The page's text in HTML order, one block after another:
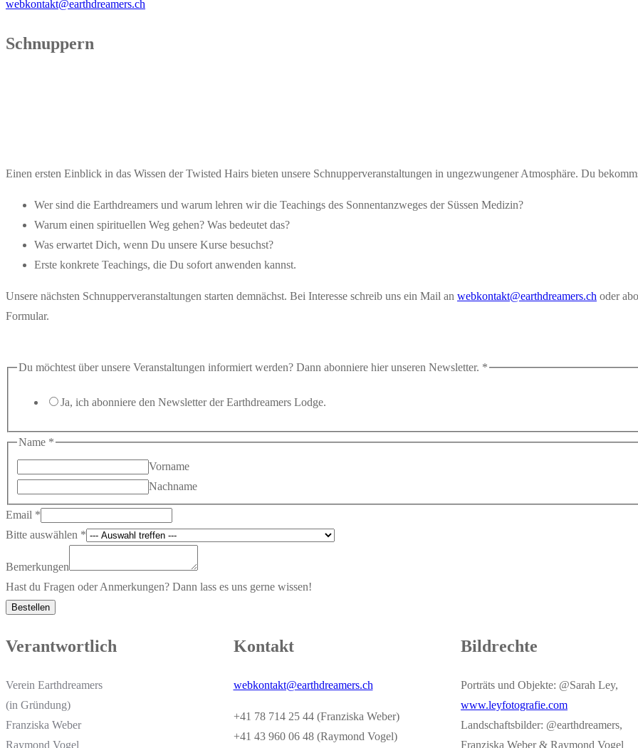
webkontakt@earthdreamers.ch
Schnuppern
Einen ersten Einblick in das Wissen der Twisted Hairs bieten unsere Schnupperveranstaltungen in ungezwungener Atmosphäre. Du
Wer sind die Earthdreamers und warum lehren wir die Teachings des Sonnentanzweges der Süssen Medizin?
Warum einen spirituellen Weg gehen? Was bedeutet das?
Was erwartet Dich, wenn Du unsere Kurse besuchst?
Erste konkrete Teachings, die Du sofort anwenden kannst.
Unsere nächsten Schnupperveranstaltungen starten demnächst. Bei Interesse schreib uns ein Mail an webkontakt@earthdreamers.ch oder
Formular.
Du möchtest über unsere Veranstaltungen informiert werden? Dann abonniere hier unseren Newsletter. *
Ja, ich abonniere den Newsletter der Earthdreamers Lodge.
Name *
Vorname
Nachname
Email *
Bitte auswählen *
über
Dann
Bemerkungen
Hast du Fragen oder Anmerkungen? Dann lass es uns gerne wissen!
Bestellen
Verantwortlich
Verein Earthdreamers
(in Gründung)
Franziska Weber
Raymond Vogel
Kontakt
webkontakt@earthdreamers.ch
+41 78 714 25 44 (Franziska Weber)
+41 43 960 06 48 (Raymond Vogel)
Bildrechte
Porträts und Objekte: @Sarah Ley,
www.leyfotografie.com
Landschaftsbilder: @earthdreamers,
Franziska Weber & Raymond Vogel